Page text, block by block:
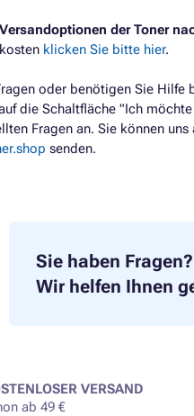
der Toner
klicken Sie bitte hier.
oder benötigen Sie Hilfe
die Schaltfläche "Ich
Fragen an. Sie können
senden.
Sie haben Fragen?
Wir helfen Ihnen
VERSAND
ab 49 €